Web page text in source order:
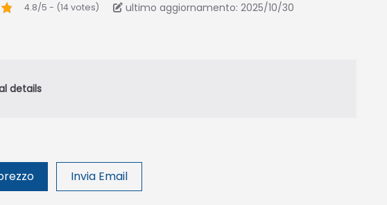
4.8/5 - (14 votes) ultimo aggiornamento: 2025/10/30
Invia Email